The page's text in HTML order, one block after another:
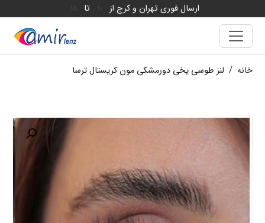
ارسال فوری تهران و کرج از تا
خانه / لنز طوسی یخی دورمشکی مون کریستال ترسا